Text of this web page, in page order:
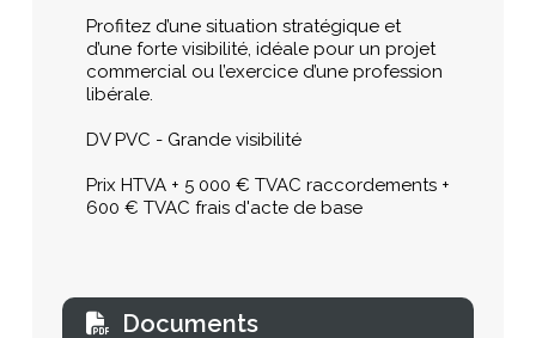
Profitez d’une situation stratégique et
d’une forte visibilité, idéale pour un projet
commercial ou l’exercice d’une profession
libérale.
DV PVC - Grande visibilité
Prix HTVA + 5 000 € TVAC raccordements +
600 € TVAC frais d'acte de base
Documents